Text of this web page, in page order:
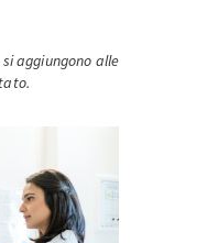
aggiungono alle